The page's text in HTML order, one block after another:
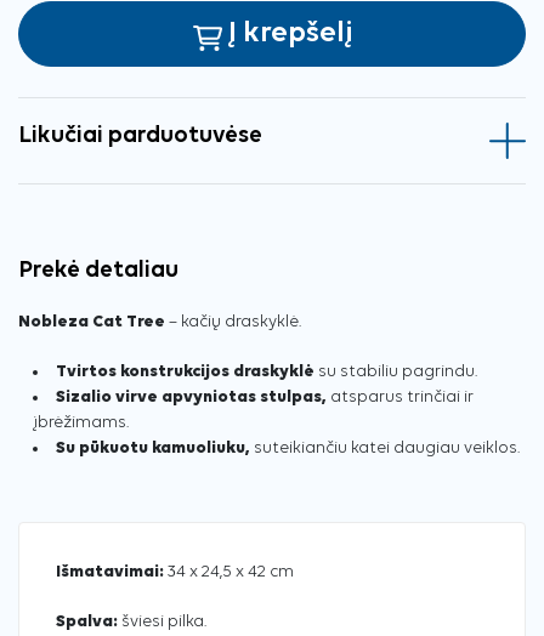
Į krepšelį
Likučiai parduotuvėse
Prekė detaliau
Nobleza Cat Tree – kačių draskyklė.
Tvirtos konstrukcijos draskyklė su stabiliu pagrindu.
Sizalio virve apvyniotas stulpas, atsparus trinčiai ir
įbrėžimams.
Su pūkuotu kamuoliuku, suteikiančiu katei daugiau veiklos.
Išmatavimai: 34 x 24,5 x 42 cm
Spalva: šviesi pilka.